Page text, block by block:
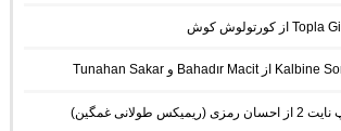
طولانی غمگین)